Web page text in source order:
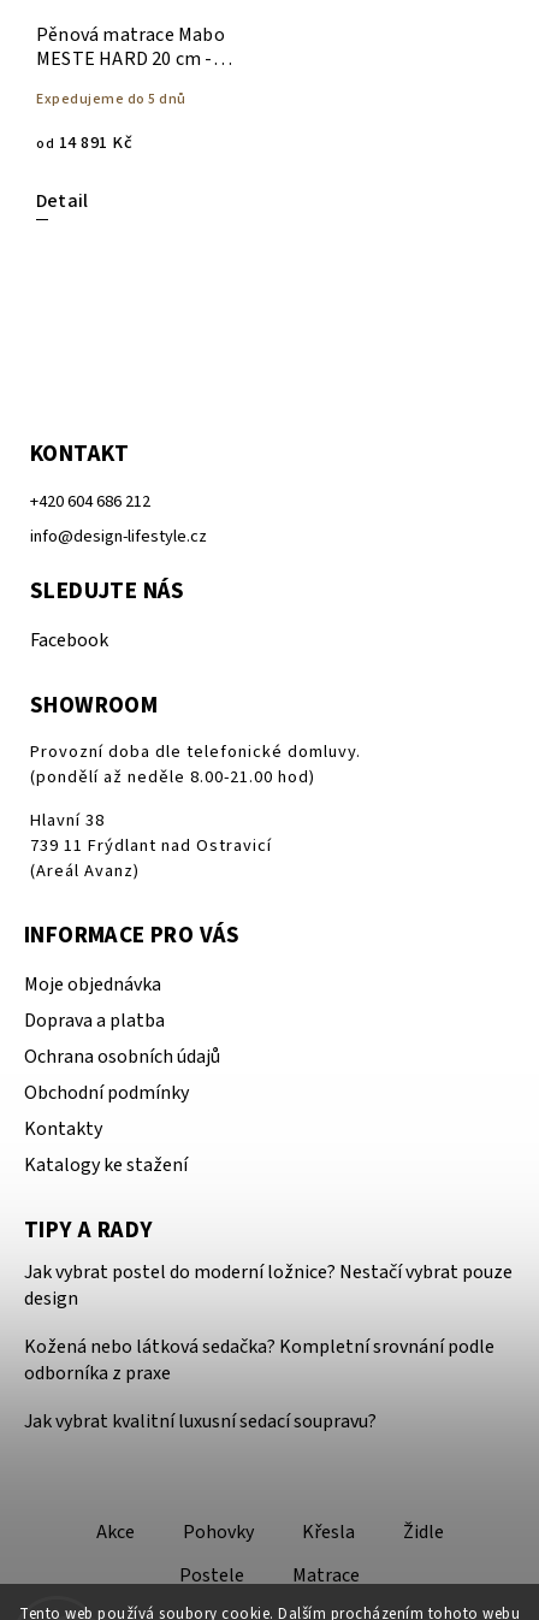
Tento web používá soubory cookie. Dalším procházením tohoto webu
Pěnová matrace Mabo
MESTE HARD 20 cm -
Expedujeme do 5 dnů
od 14 891 Kč
Detail
KONTAKT
+420 604 686 212
info@design-lifestyle.cz
SLEDUJTE NÁS
Facebook
SHOWROOM
Provozní doba dle telefonické domluvy.
(pondělí až neděle 8.00-21.00 hod)
Hlavní 38
739 11 Frýdlant nad Ostravicí
(Areál Avanz)
INFORMACE PRO VÁS
Moje objednávka
Doprava a platba
Ochrana osobních údajů
Obchodní podmínky
Kontakty
Katalogy ke stažení
TIPY A RADY
Jak vybrat postel do moderní ložnice? Nestačí vybrat pouze
design
Kožená nebo látková sedačka? Kompletní srovnání podle
odborníka z praxe
Jak vybrat kvalitní luxusní sedací soupravu?
Akce Pohovky Křesla
Židle
Postele
Matrace